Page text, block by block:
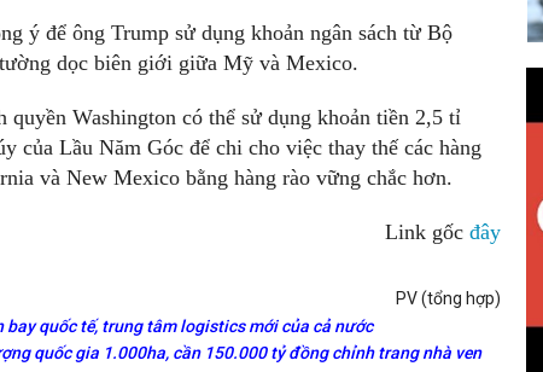
ý để ông Trump sử dụng khoản ngân sách từ Bộ
dọc biên giới giữa Mỹ và Mexico.
Washington có thể sử dụng khoản tiền 2,5 tỉ
của Lầu Năm Góc để chi cho việc thay thế các hàng
và New Mexico bằng hàng rào vững chắc hơn.
Link gốc đây
PV (tổng hợp)
quốc tế, trung tâm logistics mới của cả nước
quốc gia 1.000ha, cần 150.000 tỷ đồng chỉnh trang nhà ven